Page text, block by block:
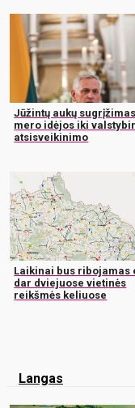
Jūžintų aukų
mero idėjos iki
atsisveikinimo
Laikinai bus ribojamas
dar dviejuose vietinės
reikšmės keliuose
Langas